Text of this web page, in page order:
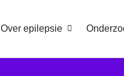
Over epilepsie